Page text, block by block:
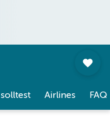
Airlines FAQ